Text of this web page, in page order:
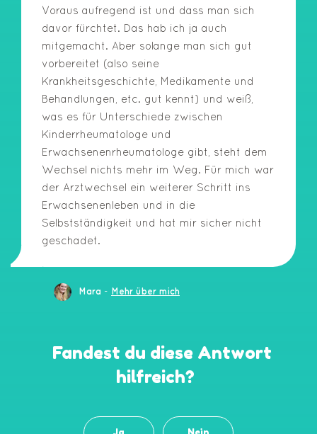
Voraus aufregend ist und dass man sich
davor fürchtet. Das hab ich ja auch
mitgemacht. Aber solange man sich gut
vorbereitet (also seine
Krankheitsgeschichte, Medikamente und
Behandlungen, etc. gut kennt) und weiß,
was es für Unterschiede zwischen
Kinderrheumatologe und
Erwachsenenrheumatologe gibt, steht dem
Wechsel nichts mehr im Weg. Für mich war
der Arztwechsel ein weiterer Schritt ins
Erwachsenenleben und in die
Selbstständigkeit und hat mir sicher nicht
geschadet.
Mara - Mehr über mich
Fandest du diese Antwort
hilfreich?